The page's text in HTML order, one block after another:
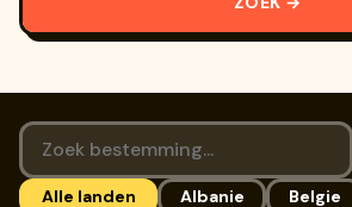
Alle landen Albanie Belgie